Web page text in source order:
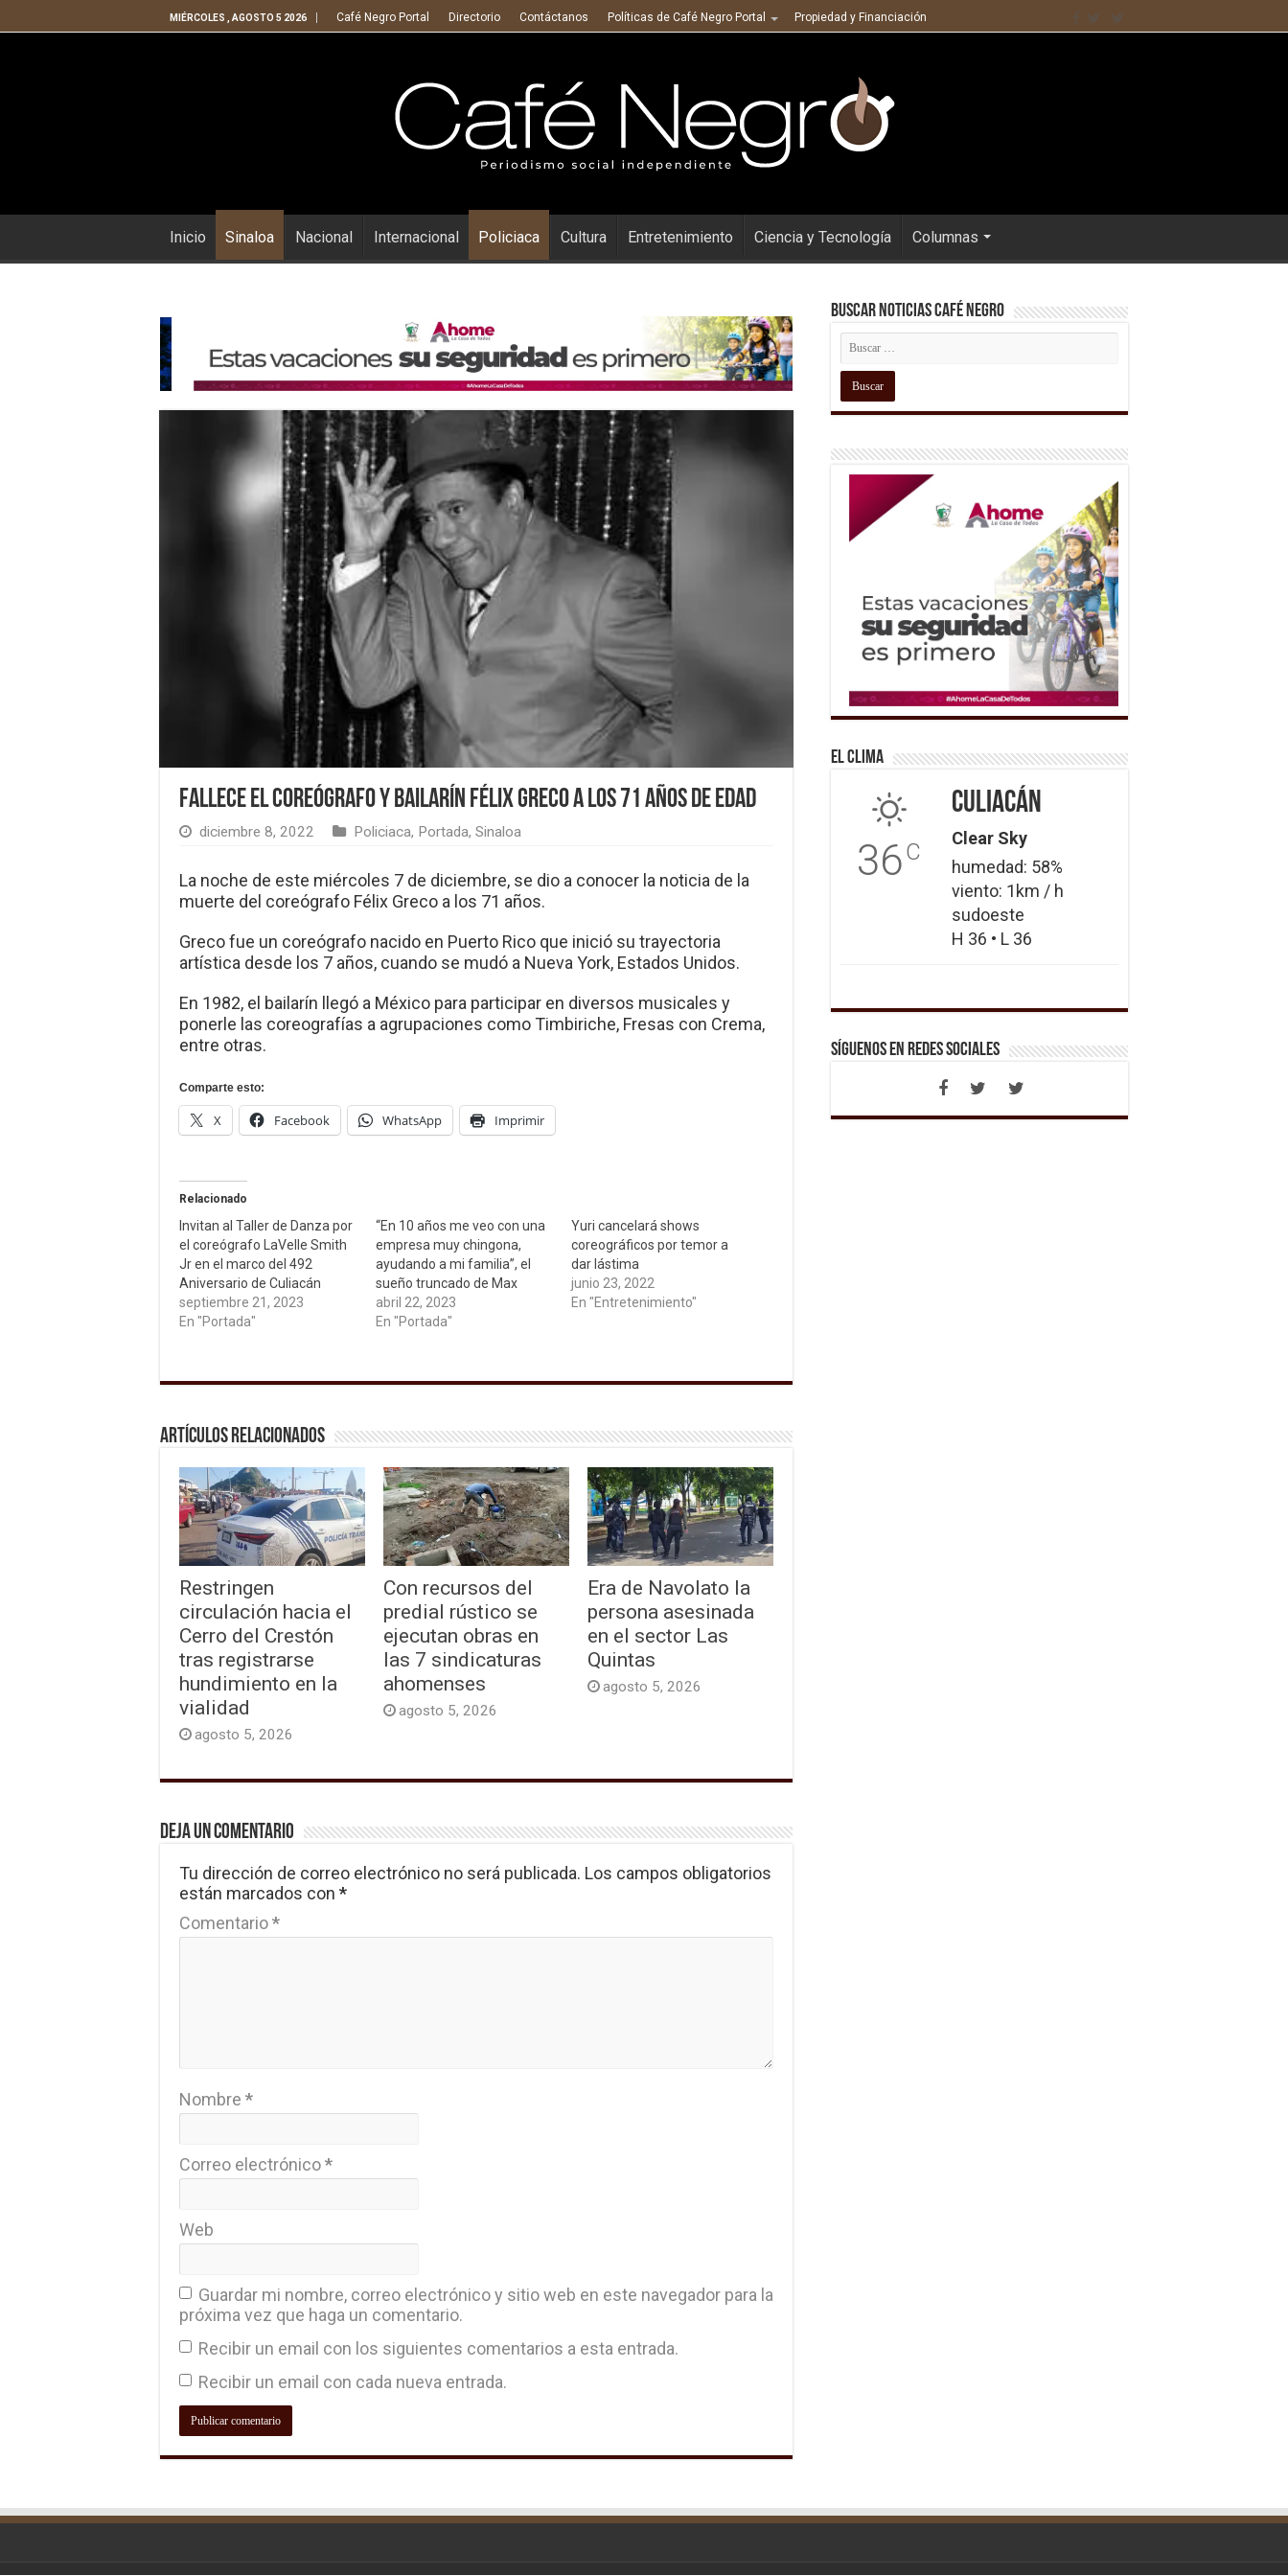
MIÉRCOLES , AGOSTO 5 2026 Café Negro Portal Directorio Contáctanos Políticas de Café Negro Portal Propiedad y Financiación
Inicio Sinaloa Nacional Internacional Policiaca Cultura Entretenimiento Ciencia y Tecnología Columnas
Fallece el coreógrafo y bailarín Félix Greco a los 71 años de edad
diciembre 8, 2022 Policiaca, Portada, Sinaloa
La noche de este miércoles 7 de diciembre, se dio a conocer la noticia de la
muerte del coreógrafo Félix Greco a los 71 años.
Greco fue un coreógrafo nacido en Puerto Rico que inició su trayectoria
artística desde los 7 años, cuando se mudó a Nueva York, Estados Unidos.
En 1982, el bailarín llegó a México para participar en diversos musicales y
ponerle las coreografías a agrupaciones como Timbiriche, Fresas con Crema,
entre otras.
Comparte esto:
X Facebook WhatsApp Imprimir
Relacionado
Invitan al Taller de Danza por
el coreógrafo LaVelle Smith
Jr en el marco del 492
Aniversario de Culiacán
septiembre 21, 2023
En "Portada"
“En 10 años me veo con una
empresa muy chingona,
ayudando a mi familia”, el
sueño truncado de Max
abril 22, 2023
En "Portada"
Yuri cancelará shows
coreográficos por temor a
dar lástima
junio 23, 2022
En "Entretenimiento"
Artículos relacionados
Restringen
circulación hacia el
Cerro del Crestón
tras registrarse
hundimiento en la
vialidad
agosto 5, 2026
Con recursos del
predial rústico se
ejecutan obras en
las 7 sindicaturas
ahomenses
agosto 5, 2026
Era de Navolato la
persona asesinada
en el sector Las
Quintas
agosto 5, 2026
Deja un comentario
Tu dirección de correo electrónico no será publicada. Los campos obligatorios
están marcados con *
Comentario*
Nombre *
Correo electrónico*
Web
Guardar mi nombre, correo electrónico y sitio web en este navegador para la
próxima vez que haga un comentario.
Recibir un email con los siguientes comentarios a esta entrada.
Recibir un email con cada nueva entrada.
Buscar Noticias Café Negro
El Clima
36C
Culiacán
Clear Sky
humedad: 58%
viento: 1km / h
sudoeste
H 36 • L 36
Síguenos en Redes Sociales